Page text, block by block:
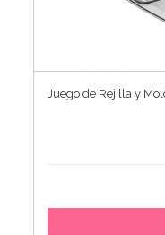
Juego de Rejilla y